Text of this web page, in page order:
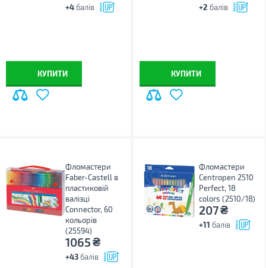
+4 балів
КУПИТИ
+2 балів
КУПИТИ
Фломастери
Faber-Castell в
пластиковій
валізці
Connector, 60
кольорів
(25594)
1065₴
+43 балів
Фломастери
Centropen 2510
Perfect, 18
colors (2510/18)
207₴
+11 балів